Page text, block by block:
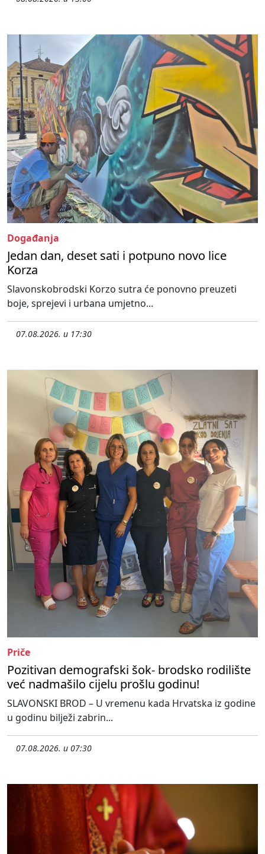
Događanja
Jedan dan, deset sati i potpuno novo lice
Korza
Slavonskobrodski Korzo sutra će ponovno preuzeti
boje, sprejevi i urbana umjetno...
07.08.2026. u 17:30
Priče
Pozitivan demografski šok- brodsko rodilište
već nadmašilo cijelu prošlu godinu!
SLAVONSKI BROD – U vremenu kada Hrvatska iz godine
u godinu bilježi zabrin...
07.08.2026. u 07:30